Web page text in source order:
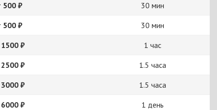
500 ₽ 30 мин
500 ₽ 30 мин
₽ 1 час
₽ 1.5 часа
₽ 1.5 часа
₽ 1 день